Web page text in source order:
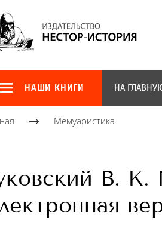
НАШИ КНИГИ НА
Мемуаристика
В. К.